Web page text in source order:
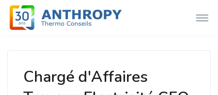
Chargé d'Affaires